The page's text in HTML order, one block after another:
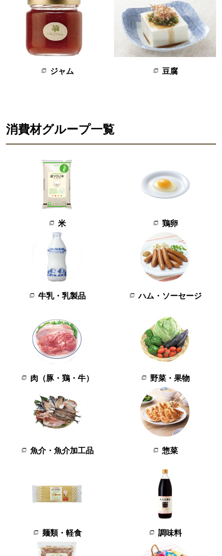
ジャム 豆腐
消費材グループ一覧
米 鶏卵
牛乳・乳製品 ハム・ソーセージ
肉（豚・鶏・牛） 野菜・果物
魚介・魚介加工品 惣菜
麺類・軽食 調味料